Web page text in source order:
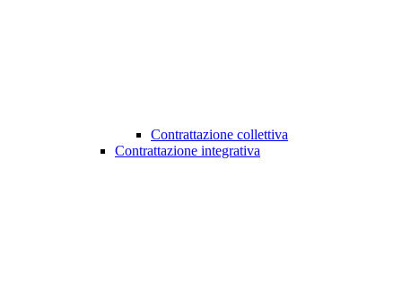
Contrattazione collettiva
Contrattazione integrativa